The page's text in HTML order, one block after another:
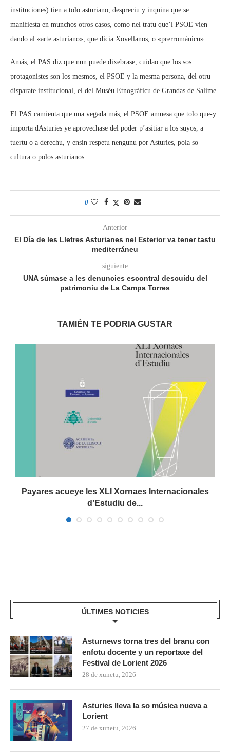
instituciones) tien a tolo asturiano, despreciu y inquina que se
manifiesta en munchos otros casos, como nel tratu que’l PSOE vien
dando al «arte asturiano», que dicía Xovellanos, o «prerrománicu».
Amás, el PAS diz que nun puede dixebrase, cuidao que los sos
protagonistes son los mesmos, el PSOE y la mesma persona, del otru
disparate institucional, el del Muséu Etnográficu de Grandas de Salime.
El PAS camienta que una vegada más, el PSOE amuesa que tolo que-y
importa dAsturies ye aprovechase del poder p’asitiar a los suyos, a
tuertu o a derechu, y ensin respetu nengunu por Asturies, pola so
cultura o polos asturianos.
0
Anterior
El Día de les Lletres Asturianes nel Esterior va tener tastu
mediterráneu
siguiente
UNA súmase a les denuncies escontral descuidu del
patrimoniu de La Campa Torres
TAMIÉN TE PODRIA GUSTAR
Payares acueye les XLI Xornaes Internacionales
d’Estudiu de...
ÚLTIMES NOTICIES
Asturnews torna tres del branu con
enfotu docente y un reportaxe del
Festival de Lorient 2026
28 de xunetu, 2026
Asturies lleva la so música nueva a
Lorient
27 de xunetu, 2026